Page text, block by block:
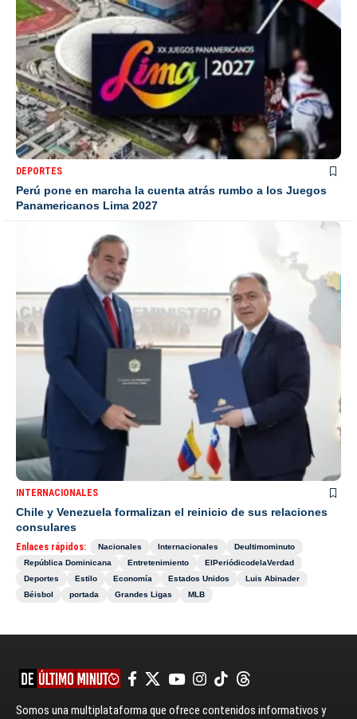
DEPORTES
Perú pone en marcha la cuenta atrás rumbo a los Juegos
Panamericanos Lima 2027
INTERNACIONALES
Chile y Venezuela formalizan el reinicio de sus relaciones
consulares
Enlaces rápidos: Nacionales Internacionales
Deultimominuto
República Dominicana
Entretenimiento
ElPeriódicodelaVerdad
Deportes
Estilo Economía Estados Unidos
Luis Abinader
Béisbol
portada Grandes Ligas MLB
Somos una multiplataforma que ofrece contenidos informativos y